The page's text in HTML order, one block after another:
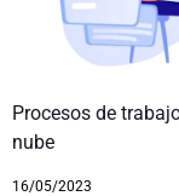
Procesos de
nube
16/05/2023